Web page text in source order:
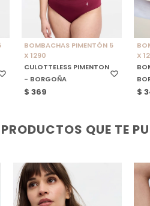
SELECCIONAR TALLE
BOMBACHAS PIMENTÓN 5
X 1290
CULOTTELESS PIMENTON
- BORGOÑA
$ 369
X
$
PRODUCTOS QUE TE